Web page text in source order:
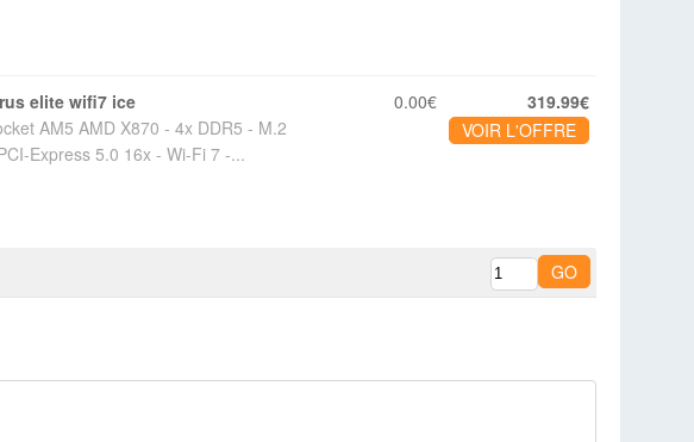
elite wifi7 ice
AM5 AMD X870 - 4x DDR5 - M.2
Express 5.0 16x - Wi-Fi 7 -...
0.00€
319.99€
VOIR L'OFFRE